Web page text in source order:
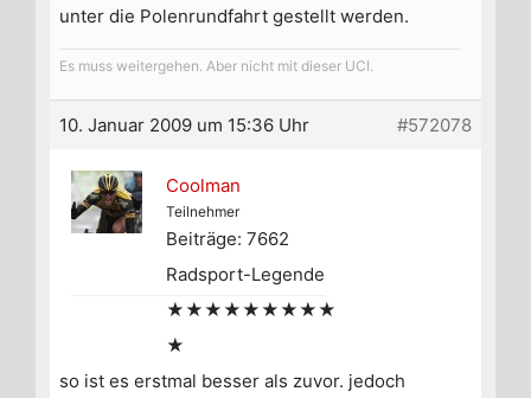
unter die Polenrundfahrt gestellt werden.
Es muss weitergehen. Aber nicht mit dieser UCI.
10. Januar 2009 um 15:36 Uhr #572078
Coolman
Teilnehmer
Beiträge: 7662
Radsport-Legende
★★★★★★★★★
★
so ist es erstmal besser als zuvor. jedoch